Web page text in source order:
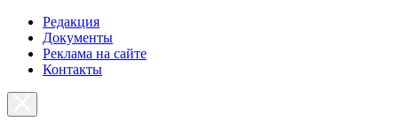
Редакция
Документы
Реклама на сайте
Контакты